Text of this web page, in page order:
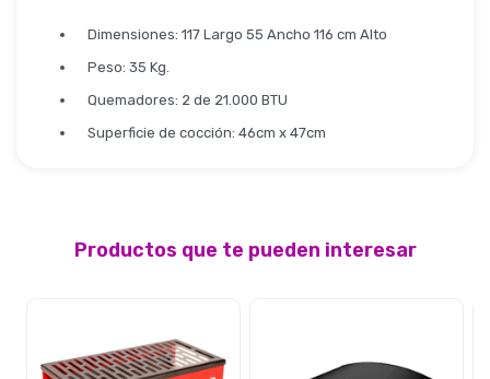
Dimensiones: 117 Largo 55 Ancho 116 cm Alto
Peso: 35 Kg.
Quemadores: 2 de 21.000 BTU
Superficie de cocción: 46cm x 47cm
Productos que te pueden interesar